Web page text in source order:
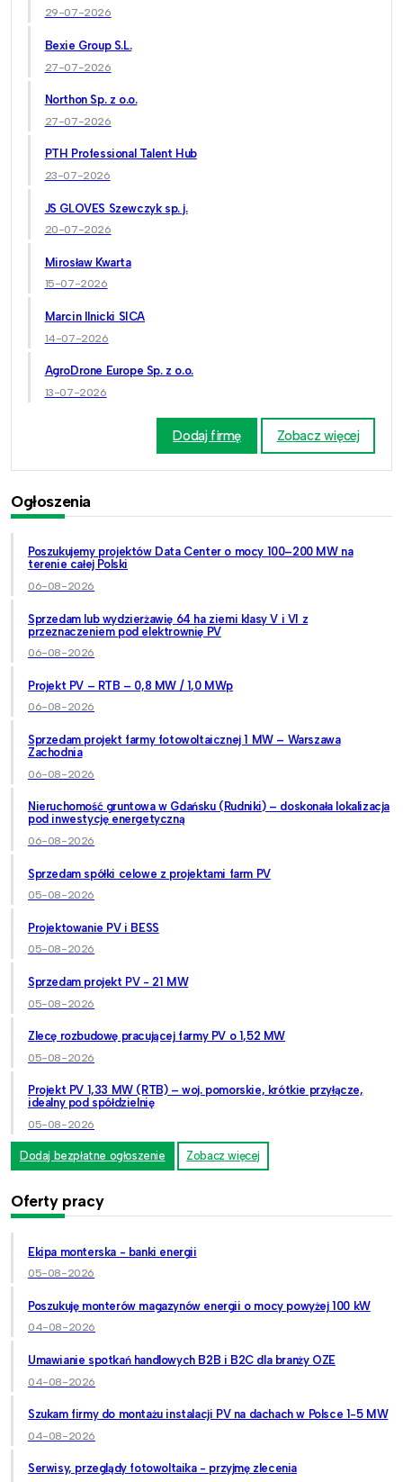
29-07-2026
Bexie Group S.L.
27-07-2026
Northon Sp. z o.o.
27-07-2026
PTH Professional Talent Hub
23-07-2026
JS GLOVES Szewczyk sp. j.
20-07-2026
Mirosław Kwarta
15-07-2026
Marcin Ilnicki SICA
14-07-2026
AgroDrone Europe Sp. z o.o.
13-07-2026
Dodaj firmę Zobacz więcej
Ogłoszenia
Poszukujemy projektów Data Center o mocy 100–200 MW na
terenie całej Polski
06-08-2026
Sprzedam lub wydzierżawię 64 ha ziemi klasy V i VI z
przeznaczeniem pod elektrownię PV
06-08-2026
Projekt PV – RTB – 0,8 MW / 1,0 MWp
06-08-2026
Sprzedam projekt farmy fotowoltaicznej 1 MW – Warszawa
Zachodnia
06-08-2026
Nieruchomość gruntowa w Gdańsku (Rudniki) – doskonała lokalizacja
pod inwestycję energetyczną
06-08-2026
Sprzedam spółki celowe z projektami farm PV
05-08-2026
Projektowanie PV i BESS
05-08-2026
Sprzedam projekt PV - 21 MW
05-08-2026
Zlecę rozbudowę pracującej farmy PV o 1,52 MW
05-08-2026
Projekt PV 1,33 MW (RTB) – woj. pomorskie, krótkie przyłącze,
idealny pod spółdzielnię
05-08-2026
Dodaj bezpłatne ogłoszenie Zobacz więcej
Oferty pracy
Ekipa monterska - banki energii
05-08-2026
Poszukuję monterów magazynów energii o mocy powyżej 100 kW
04-08-2026
Umawianie spotkań handlowych B2B i B2C dla branży OZE
04-08-2026
Szukam firmy do montażu instalacji PV na dachach w Polsce 1-5 MW
04-08-2026
Serwisy, przeglądy fotowoltaika - przyjmę zlecenia